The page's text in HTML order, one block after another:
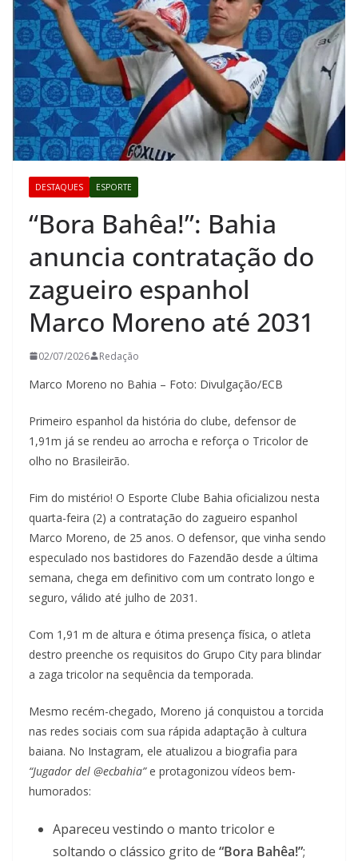
DESTAQUES ESPORTE
“Bora Bahêa!”: Bahia
anuncia contratação do
zagueiro espanhol
Marco Moreno até 2031
02/07/2026 Redação
Marco Moreno no Bahia – Foto: Divulgação/ECB
Primeiro espanhol da história do clube, defensor de
1,91m já se rendeu ao arrocha e reforça o Tricolor de
olho no Brasileirão.
Fim do mistério! O Esporte Clube Bahia oficializou nesta
quarta-feira (2) a contratação do zagueiro espanhol
Marco Moreno, de 25 anos. O defensor, que vinha sendo
especulado nos bastidores do Fazendão desde a última
semana, chega em definitivo com um contrato longo e
seguro, válido até julho de 2031.
Com 1,91 m de altura e ótima presença física, o atleta
destro preenche os requisitos do Grupo City para blindar
a zaga tricolor na sequência da temporada.
Mesmo recém-chegado, Moreno já conquistou a torcida
nas redes sociais com sua rápida adaptação à cultura
baiana. No Instagram, ele atualizou a biografia para
“Jugador del @ecbahia”e protagonizou vídeos bem-
humorados:
Apareceu vestindo o manto tricolor e
soltando o clássico grito de “Bora Bahêa!”;